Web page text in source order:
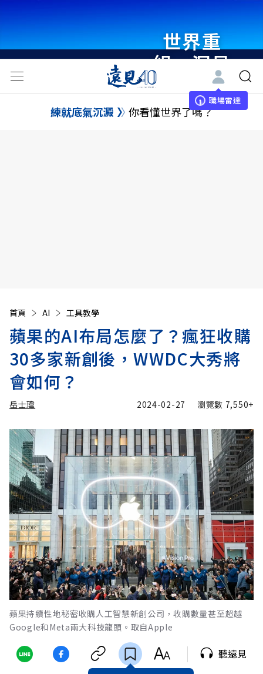
世界重
組・洞見
未來 與
世界領袖
職場雷達
練就底氣沉澱 你看懂世界了嗎？
首頁 AI 工具教學
蘋果的AI布局怎麼了？瘋狂收購
30多家新創後，WWDC大秀將
會如何？
岳士瑋 2024-02-27 瀏覽數 7,550+
蘋果持續性地秘密收購人工智慧新創公司，收購數量甚至超越
Google和Meta兩大科技龍頭。取自Apple
聽遠見